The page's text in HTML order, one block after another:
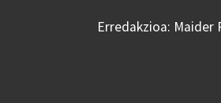
Erredakzioa: Maider